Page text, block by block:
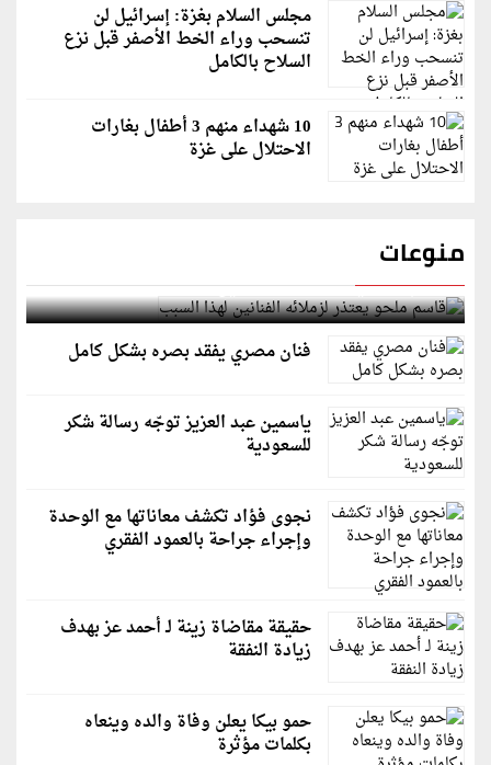
مجلس السلام بغزة: إسرائيل لن
تنسحب وراء الخط الأصفر قبل نزع
السلاح بالكامل
10 شهداء منهم 3 أطفال بغارات
الاحتلال على غزة
منوعات
قاسم ملحو يعتذر لزملائه الفنانين لهذا السبب
فنان مصري يفقد بصره بشكل كامل
ياسمين عبد العزيز توجّه رسالة شكر
للسعودية
نجوى فؤاد تكشف معاناتها مع الوحدة
وإجراء جراحة بالعمود الفقري
حقيقة مقاضاة زينة لـ أحمد عز بهدف
زيادة النفقة
حمو بيكا يعلن وفاة والده وينعاه
بكلمات مؤثرة